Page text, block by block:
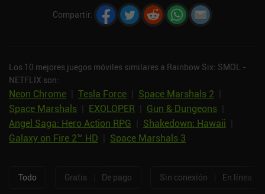
Compartir:
Los 10 mejores juegos móviles similares a Rainbow Six: SMOL -
NETFLIX son:
Neon Chrome Tesla Force Space Marshals 2
Space Marshals
EXOLOPER Gun & Dungeons
Angel Saga: Hero Action RPG
Shakedown: Hawaii
Galaxy on Fire 2™ HD
Space Marshals 3
Todo Gratis De pago Sin conexión En línea